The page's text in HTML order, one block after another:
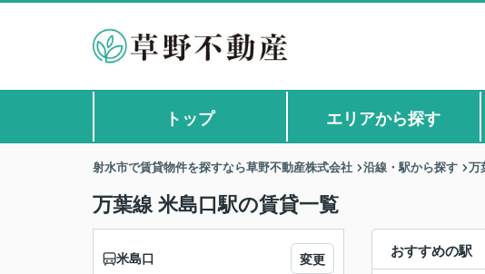
トップ エリアから探す
射水市で賃貸物件を探すなら草野不動産株式会社 沿線・駅から探す 万
万葉線 米島口駅の賃貸一覧
おすすめの駅
米島口 変更